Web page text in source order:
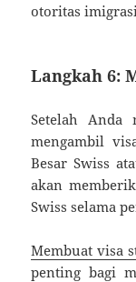
otoritas
Langkah 6:
Setelah Anda
mengambil
Besar Swiss
akan
Swiss selama
Membuat visa
penting bagi